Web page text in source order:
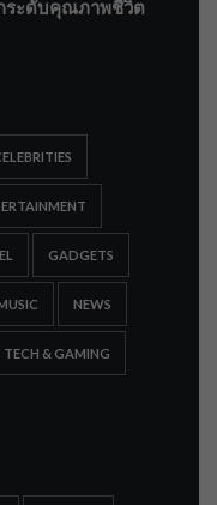
ระดับคุณภาพชีวิต
GADGETS
NEWS
TECH & GAMING